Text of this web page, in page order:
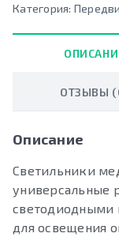
Категория:
ОТЗЫВЫ
Описание
Светильники
универсальные
светодиодными
для освещения